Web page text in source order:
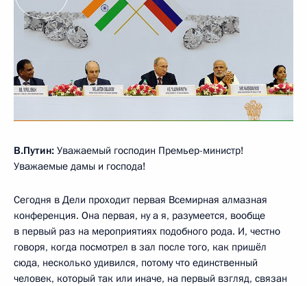
В.Путин: Уважаемый господин Премьер-министр!
Уважаемые дамы и господа!
Сегодня в Дели проходит первая Всемирная алмазная
конференция. Она первая, ну а я, разумеется, вообще
в первый раз на мероприятиях подобного рода. И, честно
говоря, когда посмотрел в зал после того, как пришёл
сюда, несколько удивился, потому что единственный
человек, который так или иначе, на первый взгляд, связан